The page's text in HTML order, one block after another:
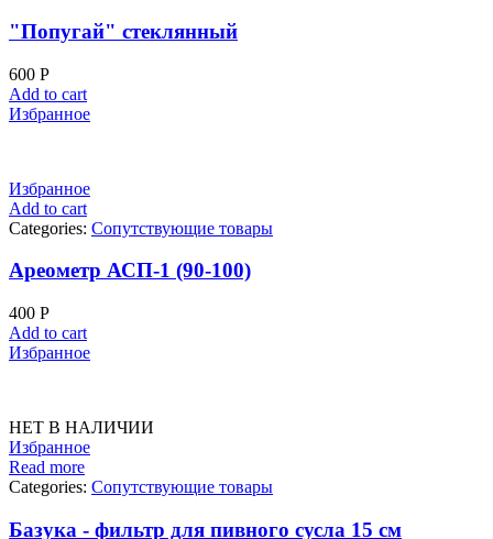
"Попугай" стеклянный
600 Р
Add to cart
Избранное
Избранное
Add to cart
Categories: Сопутствующие товары
Ареометр АСП-1 (90-100)
400 Р
Add to cart
Избранное
НЕТ В НАЛИЧИИ
Избранное
Read more
Categories: Сопутствующие товары
Базука - фильтр для пивного сусла 15 см